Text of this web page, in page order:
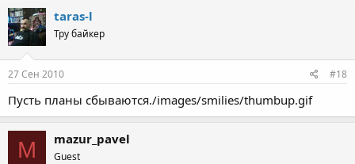
taras-l
Тру байкер
27 Сен 2010 #18
Пусть планы сбываются./images/smilies/thumbup.gif
M mazur_pavel
Guest